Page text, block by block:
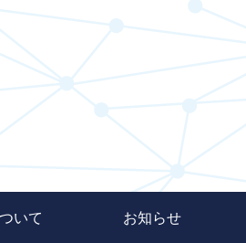
いて お知らせ